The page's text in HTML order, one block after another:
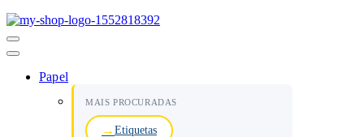
Menu
de
Papel
MAIS PROCURADAS
Etiquetas